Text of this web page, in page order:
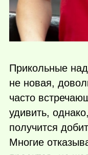
Прикольные
не новая,
часто
удивить,
получится
Многие